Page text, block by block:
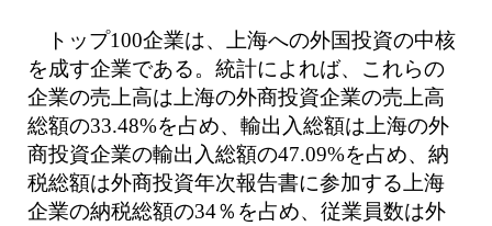
トップ100企業は、上海への外国投資の中核
を成す企業である。統計によれば、これらの
企業の売上高は上海の外商投資企業の売上高
総額の33.48%を占め、輸出入総額は上海の外
商投資企業の輸出入総額の47.09%を占め、納
税総額は外商投資年次報告書に参加する上海
企業の納税総額の34％を占め、従業員数は外